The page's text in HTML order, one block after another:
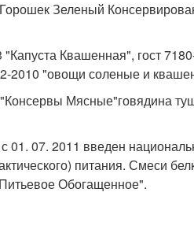
Зеленый
"Капуста Квашенная", гост
2010 "овощи соленые и
Мясные"говядина
01. 07. 2011 введен
питания. Смеси
Обогащенное".